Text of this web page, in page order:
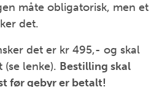
måte obligatorisk, men et
det.
det er kr 495,- og skal
lenke). Bestilling skal
før gebyr er betalt!